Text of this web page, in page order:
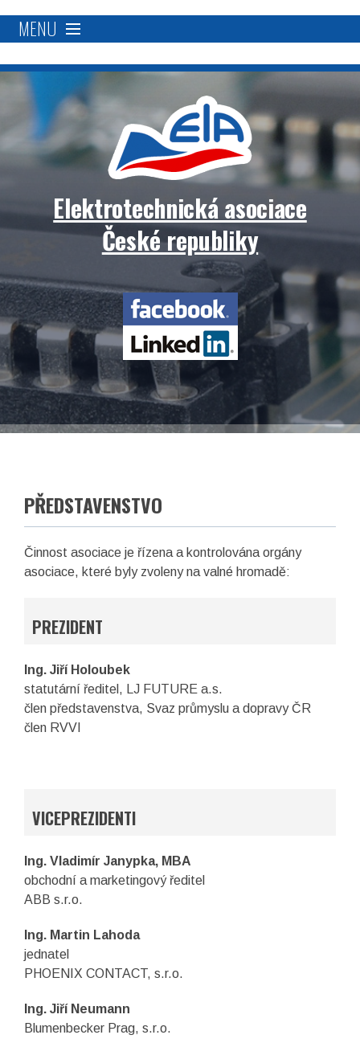
MENU
O nás
Proč se stát členem?
Členská základna
Přímá podpora
Aktivity
Blockchain
Elektrotechnická
asociace České republiky
Elektrotechnická asociace
České republiky
Facebook
LinkedIn
PŘEDSTAVENSTVO
Činnost asociace je řízena a kontrolována orgány
asociace, které byly zvoleny na valné hromadě:
PREZIDENT
Ing. Jiří Holoubek
statutární ředitel, LJ FUTURE a.s.
člen představenstva, Svaz průmyslu a dopravy ČR
člen RVVI
VICEPREZIDENTI
Ing. Vladimír Janypka, MBA
obchodní a marketingový ředitel
ABB s.r.o.
Ing. Martin Lahoda
jednatel
PHOENIX CONTACT, s.r.o.
Ing. Jiří Neumann
Blumenbecker Prag, s.r.o.